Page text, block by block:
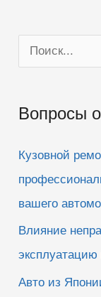
о
с
Вопросы
Кузовной
вашего
Влияние
эксплуатацию
Авто из